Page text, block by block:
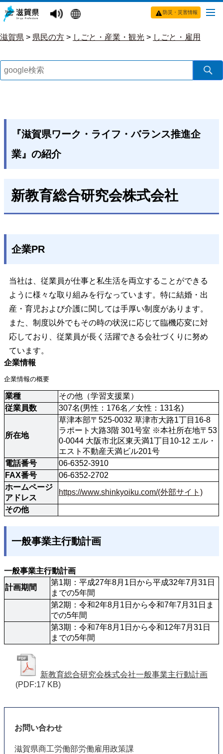
防災・災害情報
滋賀県 > 県民の方 > しごと・産業・観光 > しごと・雇用
『滋賀県ワーク・ライフ・バランス推進企
業』の紹介
新教育総合研究会株式会社
企業PR
当社は、従業員が仕事と私生活を両立することができる
ように様々な取り組みを行なっています。特に結婚・出
産・育児および介護に関しては手厚い制度があります。
また、制度以外でもその時の状況に応じて臨機応変に対
応しており、従業員が長く活躍できる会社づくりに努め
ています。
企業情報
企業情報の概要
業種
その他（学習支援業）
従業員数
307名(男性：176名／女性：131名)
所在地
草津本部〒525-0032 草津市大路1丁目16-8
ラポート大路3階 301号室 ※本社所在地〒53
0-0044 大阪市北区東天満1丁目10-12 エル・
エスト不動産天満ビル201号
電話番号
06-6352-3910
FAX番号
06-6352-2702
ホームページ
アドレス
https://www.shinkyoiku.com/(外部サイト)
その他
一般事業主行動計画
一般事業主行動計画
計画期間
第1期：平成27年8月1日から平成32年7月31日
までの5年間
第2期：令和2年8月1日から令和7年7月31日ま
での5年間
第3期：令和7年8月1日から令和12年7月31日
までの5年間
新教育総合研究会株式会社一般事業主行動計画
(PDF:17 KB)
お問い合わせ
滋賀県商工労働部労働雇用政策課